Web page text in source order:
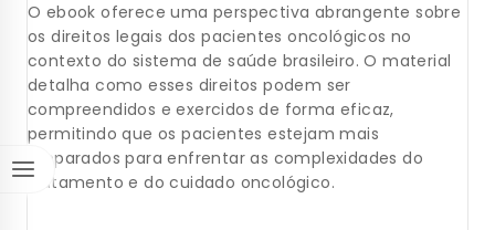
O ebook oferece uma perspectiva abrangente sobre
os direitos legais dos pacientes oncológicos no
contexto do sistema de saúde brasileiro. O material
detalha como esses direitos podem ser
compreendidos e exercidos de forma eficaz,
permitindo que os pacientes estejam mais
preparados para enfrentar as complexidades do
tratamento e do cuidado oncológico.